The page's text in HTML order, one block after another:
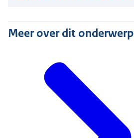
Meer over dit onderwerp